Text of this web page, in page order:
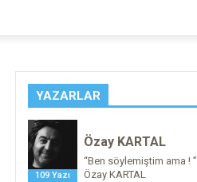
YAZARLAR
109 Yazı
Özay KARTAL
“Ben söylemiştim ama ! ”
Özay KARTAL